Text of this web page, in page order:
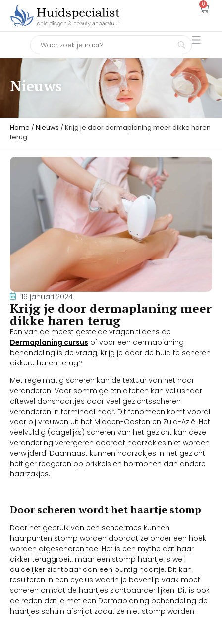
0
Nieuws
Home /Nieuws / Krijg je door dermaplaning meer dikke haren
terug
Krijg je door dermaplaning meer
dikke haren terug
Een van de meest gestelde vragen tijdens de
Dermaplaning cursus of voor een dermaplaning
behandeling is de vraag; Krijg je door de huid te scheren
dikkere haren terug?
Met regelmatig scheren kan de textuur van het haar
veranderen. Voor sommige etniciteiten kan vellushaar
oftewel donshaartjes door veel gezichtsscheren
veranderen in terminaal haar. Dit fenomeen komt vooral
voor bij vrouwen uit het Midden-Oosten en Zuid-Azië. Het
veelvuldig (dagelijks) scheren van het gezicht kan deze
verandering verergeren doordat haarzakjes niet worden
verwijderd. Daarnaast kunnen haarzakjes in het gezicht
heftiger reageren op prikkels en hormonen dan andere
haarzakjes.
Door scheren wordt het haartje stomp
Door het gebruik van een scheermes kunnen
haarpunten stomp worden doordat ze onder een hoek
worden afgeschoren toe. Het is een mythe dat haar
dikker teruggroeit, maar een stomp haartje is wel
duidelijker zichtbaar dan een puntig haartje. Dit kan
resulteren in een cyclus waarin je bovenlip vaak moet
scheren omdat de haartjes zichtbaarder lijken. Dit is ook
de reden dat je met een Dermaplaning behandeling de
haartjes schuin afsnijdt zodat ze niet stomp worden.
16 januari 2024